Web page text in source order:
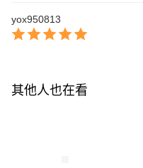
yox950813
其他人也在看